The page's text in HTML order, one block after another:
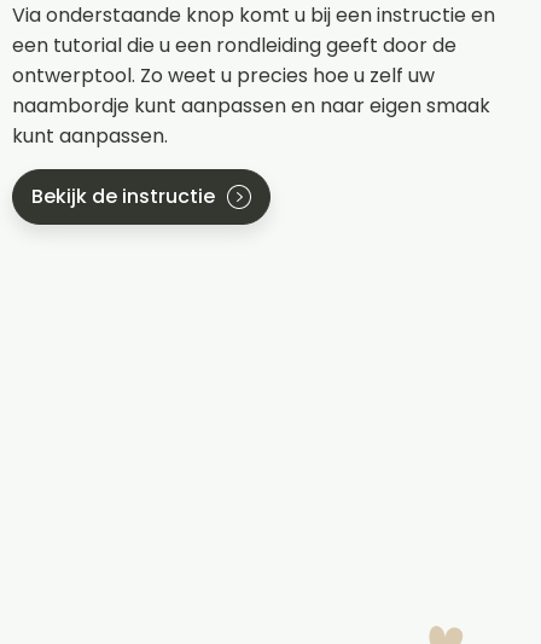
Via onderstaande knop komt u bij een instructie en
een tutorial die u een rondleiding geeft door de
ontwerptool. Zo weet u precies hoe u zelf uw
naambordje kunt aanpassen en naar eigen smaak
kunt aanpassen.
Bekijk de instructie